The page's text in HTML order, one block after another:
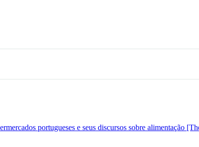
portugueses e seus discursos sobre alimentação